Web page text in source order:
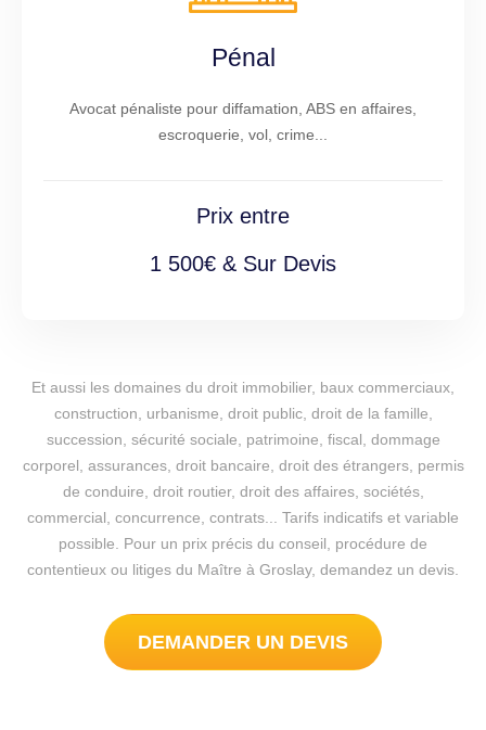
Pénal
Avocat pénaliste pour diffamation, ABS en affaires,
escroquerie, vol, crime...
Prix entre
1 500€ & Sur Devis
Et aussi les domaines du droit immobilier, baux commerciaux,
construction, urbanisme, droit public, droit de la famille,
succession, sécurité sociale, patrimoine, fiscal, dommage
corporel, assurances, droit bancaire, droit des étrangers, permis
de conduire, droit routier, droit des affaires, sociétés,
commercial, concurrence, contrats... Tarifs indicatifs et variable
possible. Pour un prix précis du conseil, procédure de
contentieux ou litiges du Maître à Groslay, demandez un devis.
DEMANDER UN DEVIS